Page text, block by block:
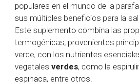
populares en el mundo de la
sus múltiples beneficios para la
Este suplemento combina las
termogénicas, provenientes
verde, con los nutrientes
vegetales verdes, como la
espinaca, entre otros.